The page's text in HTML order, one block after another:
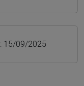
: 15/09/2025